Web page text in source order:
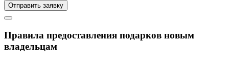
Правила предоставления подарков новым
владельцам